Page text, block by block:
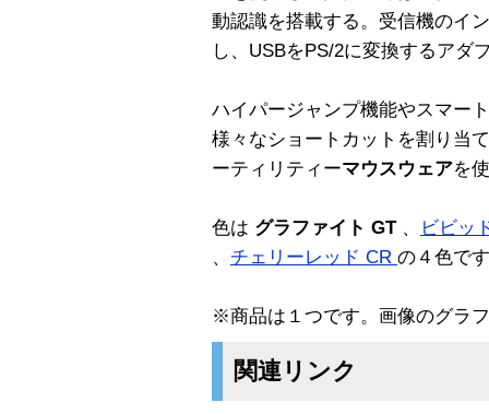
動認識を搭載する。受信機のイ
し、USBをPS/2に変換するアダ
ハイパージャンプ機能やスマー
様々なショートカットを割り当
ーティリティーマウスウェアを
色は グラファイト GT 、
ビビッ
、 チェリーレッド CR の４色で
※商品は１つです。画像のグラ
関連リンク